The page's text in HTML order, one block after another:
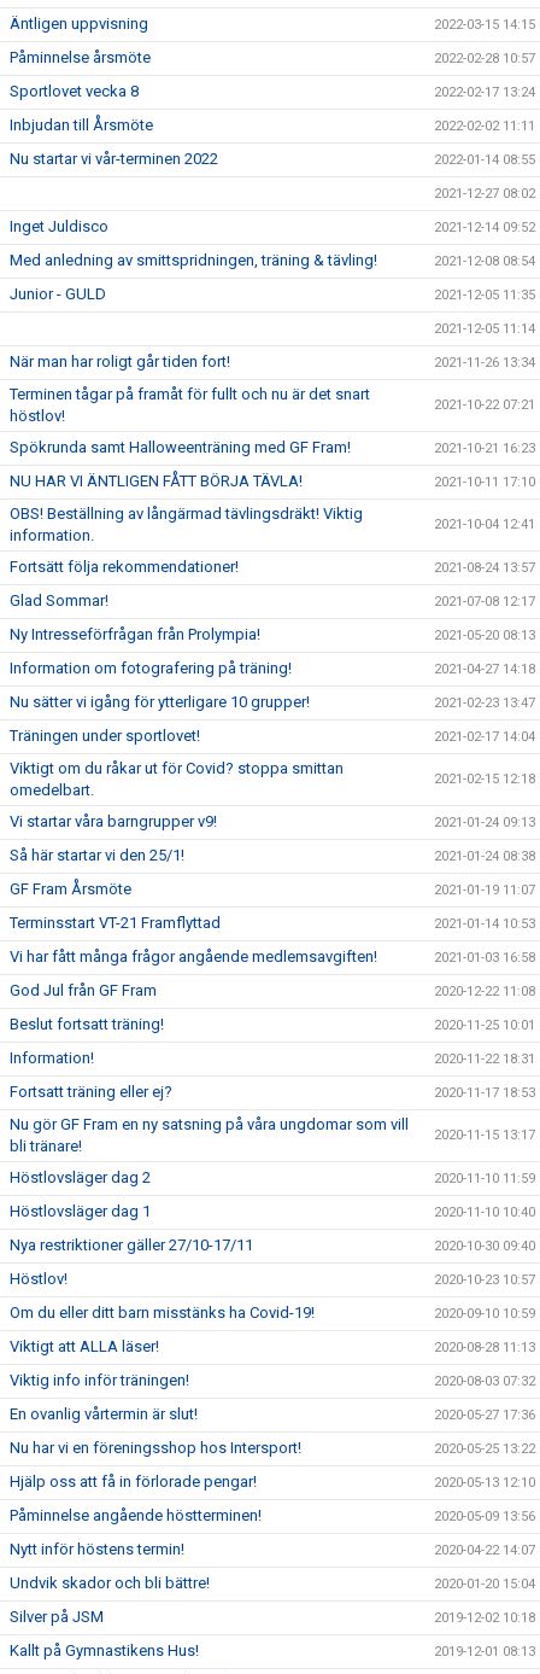
Äntligen uppvisning 2022-03-15 14:15
Påminnelse årsmöte 2022-02-28 10:57
Sportlovet vecka 8 2022-02-17 13:24
Inbjudan till Årsmöte 2022-02-02 11:11
Nu startar vi vår-terminen 2022 2022-01-14 08:55
2021-12-27 08:02
Inget Juldisco 2021-12-14 09:52
Med anledning av smittspridningen, träning & tävling! 2021-12-08 08:54
Junior - GULD 2021-12-05 11:35
2021-12-05 11:14
När man har roligt går tiden fort! 2021-11-26 13:34
Terminen tågar på framåt för fullt och nu är det snart
höstlov!
2021-10-22 07:21
Spökrunda samt Halloweenträning med GF Fram! 2021-10-21 16:23
NU HAR VI ÄNTLIGEN FÅTT BÖRJA TÄVLA! 2021-10-11 17:10
OBS! Beställning av långärmad tävlingsdräkt! Viktig
information.
2021-10-04 12:41
Fortsätt följa rekommendationer! 2021-08-24 13:57
Glad Sommar! 2021-07-08 12:17
Ny Intresseförfrågan från Prolympia! 2021-05-20 08:13
Information om fotografering på träning! 2021-04-27 14:18
Nu sätter vi igång för ytterligare 10 grupper! 2021-02-23 13:47
Träningen under sportlovet! 2021-02-17 14:04
Viktigt om du råkar ut för Covid? stoppa smittan
omedelbart.
2021-02-15 12:18
Vi startar våra barngrupper v9! 2021-01-24 09:13
Så här startar vi den 25/1! 2021-01-24 08:38
GF Fram Årsmöte 2021-01-19 11:07
Terminsstart VT-21 Framflyttad 2021-01-14 10:53
Vi har fått många frågor angående medlemsavgiften! 2021-01-03 16:58
God Jul från GF Fram 2020-12-22 11:08
Beslut fortsatt träning! 2020-11-25 10:01
Information! 2020-11-22 18:31
Fortsatt träning eller ej? 2020-11-17 18:53
Nu gör GF Fram en ny satsning på våra ungdomar som vill
bli tränare!
2020-11-15 13:17
Höstlovsläger dag 2 2020-11-10 11:59
Höstlovsläger dag 1 2020-11-10 10:40
Nya restriktioner gäller 27/10-17/11 2020-10-30 09:40
Höstlov! 2020-10-23 10:57
Om du eller ditt barn misstänks ha Covid-19! 2020-09-10 10:59
Viktigt att ALLA läser! 2020-08-28 11:13
Viktig info inför träningen! 2020-08-03 07:32
En ovanlig vårtermin är slut! 2020-05-27 17:36
Nu har vi en föreningsshop hos Intersport! 2020-05-25 13:22
Hjälp oss att få in förlorade pengar! 2020-05-13 12:10
Påminnelse angående höstterminen! 2020-05-09 13:56
Nytt inför höstens termin! 2020-04-22 14:07
Undvik skador och bli bättre! 2020-01-20 15:04
Silver på JSM 2019-12-02 10:18
Kallt på Gymnastikens Hus! 2019-12-01 08:13